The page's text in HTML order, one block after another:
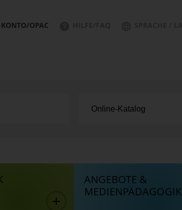
OPAC
ANGEBOTE &
MEDIENPÄDAGOGIK